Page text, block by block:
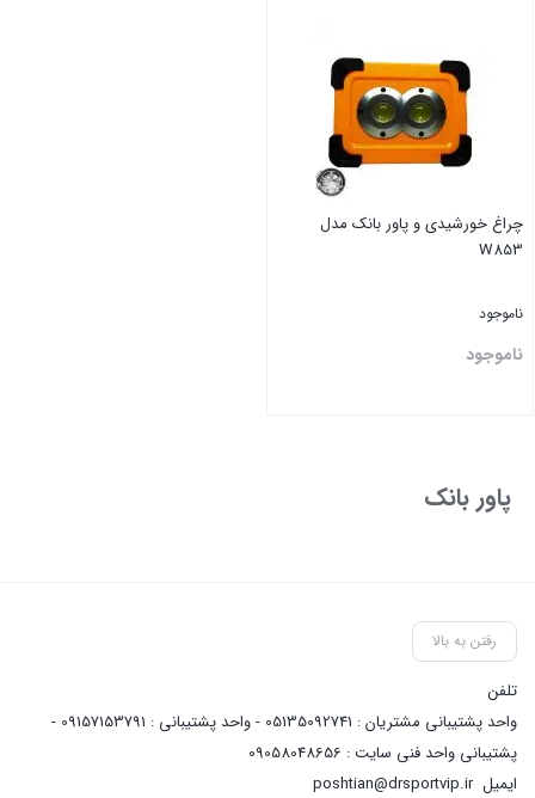
چراغ خورشیدی و پاور بانک مدل
W853
ناموجود
ناموجود
پاور بانک
رفتن به بالا
تلفن
واحد پشتیبانی مشتریان : 05135092741 - واحد پشتیبانی : 09157153791 -
پشتیبانی واحد فنی سایت : 09058048656
ایمیلposhtian@drsportvip.ir